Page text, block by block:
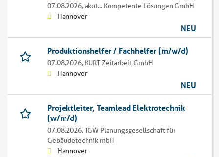
07.08.2026,akut... Kompetente Lösungen GmbH
Hannover
NEU
Produktionshelfer / Fachhelfer (m/w/d)
07.08.2026, KURT Zeitarbeit GmbH
Hannover
NEU
Projektleiter, Teamlead Elektrotechnik
(w/m/d)
07.08.2026,TGW Planungsgesellschaft für
Gebäudetechnik mbH
Hannover